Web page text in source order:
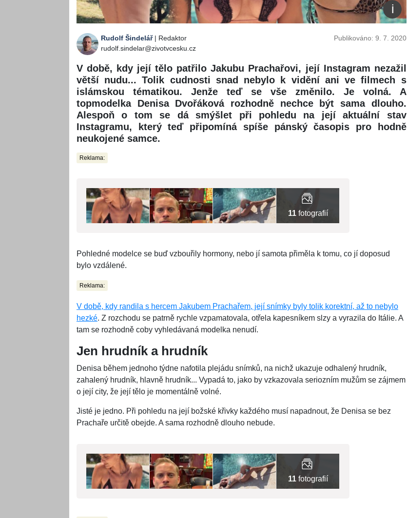
Rudolf Šindelář| Redaktor
rudolf.sindelar@zivotvcesku.cz
Publikováno: 9. 7. 2020
V době, kdy její tělo patřilo Jakubu Prachařovi, její Instagram nezažil
větší nudu... Tolik cudnosti snad nebylo k vidění ani ve filmech s
islámskou tématikou. Jenže teď se vše změnilo. Je volná. A
topmodelka Denisa Dvořáková rozhodně nechce být sama dlouho.
Alespoň o tom se dá smýšlet při pohledu na její aktuální stav
Instagramu, který teď připomíná spíše pánský časopis pro hodně
neukojené samce.
Reklama:
11fotografií
Pohledné modelce se buď vzbouřily hormony, nebo jí samota přiměla k tomu, co jí doposud
bylo vzdálené.
Reklama:
V době, kdy randila s hercem Jakubem Prachařem, její snímky byly tolik korektní, až to nebylo
hezké. Z rozchodu se patrně rychle vzpamatovala, otřela kapesníkem slzy a vyrazila do Itálie. A
tam se rozhodně coby vyhledávaná modelka nenudí.
Jen hrudník a hrudník
Denisa během jednoho týdne nafotila plejádu snímků, na nichž ukazuje odhalený hrudník,
zahalený hrudník, hlavně hrudník... Vypadá to, jako by vzkazovala seriozním mužům se zájmem
o její city, že její tělo je momentálně volné.
Jisté je jedno. Při pohledu na její božské křivky každého musí napadnout, že Denisa se bez
Prachaře určitě obejde. A sama rozhodně dlouho nebude.
11fotografií